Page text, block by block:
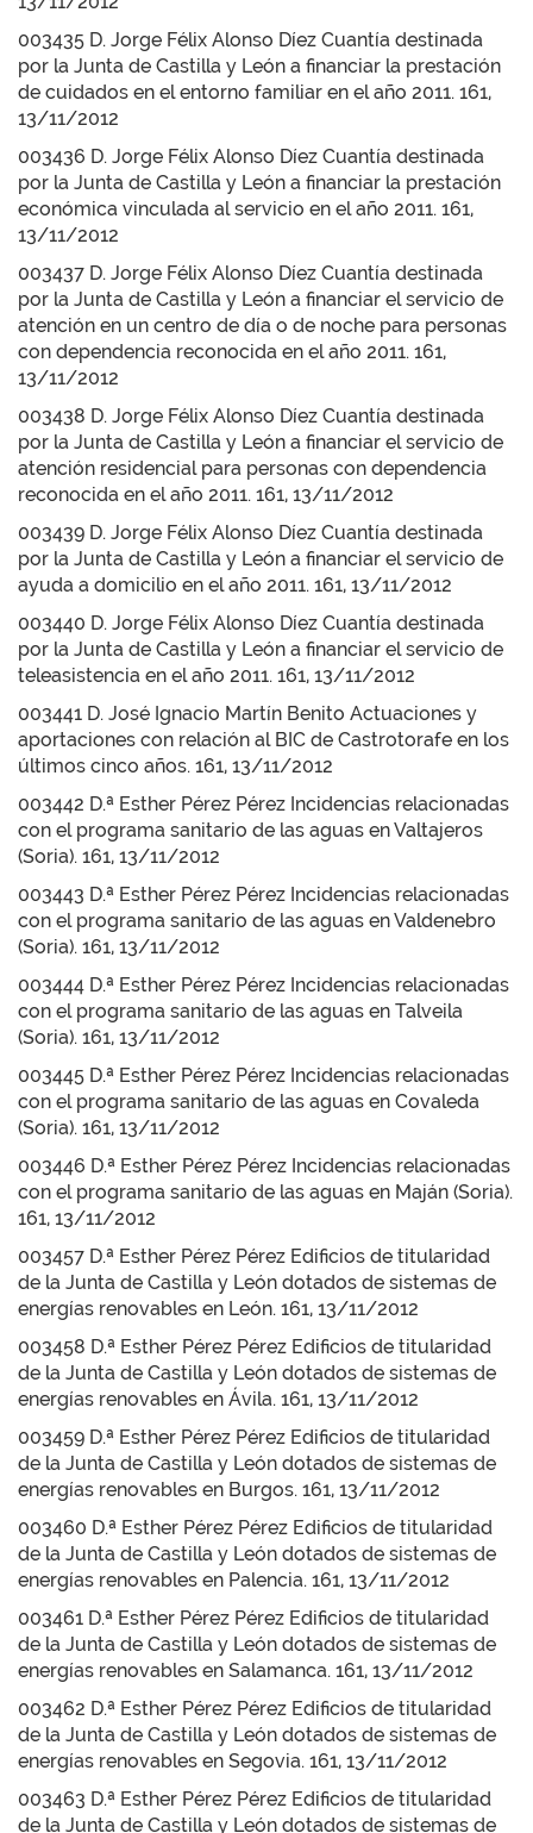
003435 D. Jorge Félix Alonso Díez Cuantía destinada
por la Junta de Castilla y León a financiar la prestación
de cuidados en el entorno familiar en el año 2011. 161,
13/11/2012
003436 D. Jorge Félix Alonso Díez Cuantía destinada
por la Junta de Castilla y León a financiar la prestación
económica vinculada al servicio en el año 2011. 161,
13/11/2012
003437 D. Jorge Félix Alonso Díez Cuantía destinada
por la Junta de Castilla y León a financiar el servicio de
atención en un centro de día o de noche para personas
con dependencia reconocida en el año 2011. 161,
13/11/2012
003438 D. Jorge Félix Alonso Díez Cuantía destinada
por la Junta de Castilla y León a financiar el servicio de
atención residencial para personas con dependencia
reconocida en el año 2011. 161, 13/11/2012
003439 D. Jorge Félix Alonso Díez Cuantía destinada
por la Junta de Castilla y León a financiar el servicio de
ayuda a domicilio en el año 2011. 161, 13/11/2012
003440 D. Jorge Félix Alonso Díez Cuantía destinada
por la Junta de Castilla y León a financiar el servicio de
teleasistencia en el año 2011. 161, 13/11/2012
003441 D. José Ignacio Martín Benito Actuaciones y
aportaciones con relación al BIC de Castrotorafe en los
últimos cinco años. 161, 13/11/2012
003442 D.ª Esther Pérez Pérez Incidencias relacionadas
con el programa sanitario de las aguas en Valtajeros
(Soria). 161, 13/11/2012
003443 D.ª Esther Pérez Pérez Incidencias relacionadas
con el programa sanitario de las aguas en Valdenebro
(Soria). 161, 13/11/2012
003444 D.ª Esther Pérez Pérez Incidencias relacionadas
con el programa sanitario de las aguas en Talveila
(Soria). 161, 13/11/2012
003445 D.ª Esther Pérez Pérez Incidencias relacionadas
con el programa sanitario de las aguas en Covaleda
(Soria). 161, 13/11/2012
003446 D.ª Esther Pérez Pérez Incidencias relacionadas
con el programa sanitario de las aguas en Maján (Soria).
161, 13/11/2012
003457 D.ª Esther Pérez Pérez Edificios de titularidad
de la Junta de Castilla y León dotados de sistemas de
energías renovables en León. 161, 13/11/2012
003458 D.ª Esther Pérez Pérez Edificios de titularidad
de la Junta de Castilla y León dotados de sistemas de
energías renovables en Ávila. 161, 13/11/2012
003459 D.ª Esther Pérez Pérez Edificios de titularidad
de la Junta de Castilla y León dotados de sistemas de
energías renovables en Burgos. 161, 13/11/2012
003460 D.ª Esther Pérez Pérez Edificios de titularidad
de la Junta de Castilla y León dotados de sistemas de
energías renovables en Palencia. 161, 13/11/2012
003461 D.ª Esther Pérez Pérez Edificios de titularidad
de la Junta de Castilla y León dotados de sistemas de
energías renovables en Salamanca. 161, 13/11/2012
003462 D.ª Esther Pérez Pérez Edificios de titularidad
de la Junta de Castilla y León dotados de sistemas de
energías renovables en Segovia. 161, 13/11/2012
003463 D.ª Esther Pérez Pérez Edificios de titularidad
de la Junta de Castilla y León dotados de sistemas de